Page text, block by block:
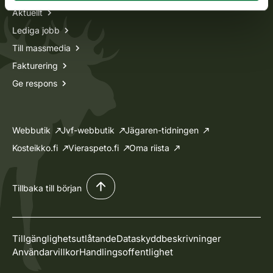
Aktuellt
Lediga jobb
Till massmedia
Fakturering
Ge respons
Webbutik Jvf-webbutik
Jägaren-tidningen
Kosteikko.fi
Vieraspeto.fi Oma riista
Tillbaka till början
TillgänglighetsutlåtandeDataskyddbeskrivninger
AnvändarvillkorHandlingsoffentlighet